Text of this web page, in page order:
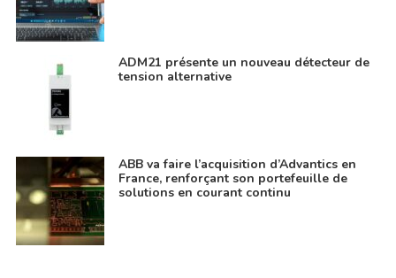
ADM21 présente un nouveau détecteur de
tension alternative
ABB va faire l’acquisition d’Advantics en
France, renforçant son portefeuille de
solutions en courant continu